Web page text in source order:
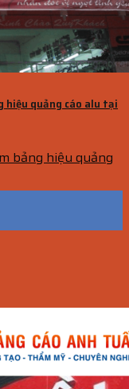
hiệu quảng cáo alu tại
bảng hiệu quảng